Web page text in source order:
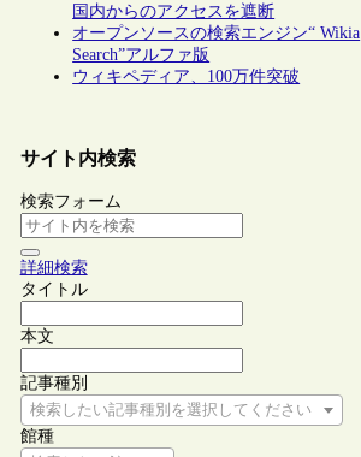
国内からのアクセスを遮断
オープンソースの検索エンジン“ Wikia
Search”アルファ版
ウィキペディア、100万件突破
サイト内検索
検索フォーム
詳細検索
タイトル
本文
記事種別
検索したい記事種別を選択してください
館種